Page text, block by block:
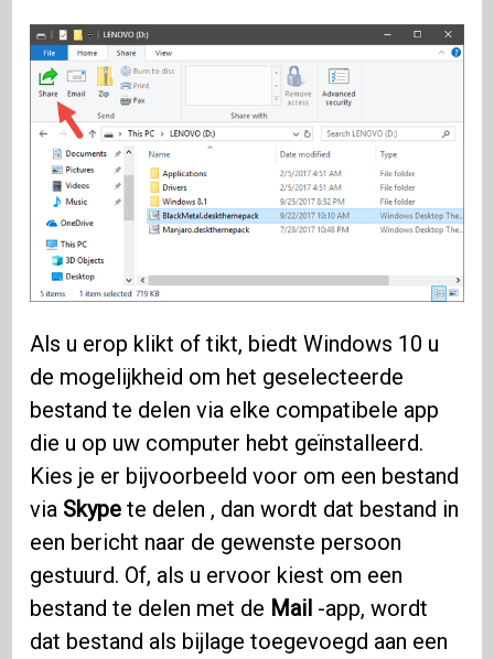
Als u erop klikt of tikt, biedt Windows 10 u
de mogelijkheid om het geselecteerde
bestand te delen via elke compatibele app
die u op uw computer hebt geïnstalleerd.
Kies je er bijvoorbeeld voor om een ​​bestand
via Skype te delen , dan wordt dat bestand in
een bericht naar de gewenste persoon
gestuurd. Of, als u ervoor kiest om een ​​
bestand te delen met de Mail -app, wordt
dat bestand als bijlage toegevoegd aan een